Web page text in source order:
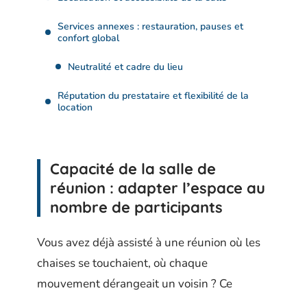
Services annexes : restauration, pauses et
confort global
Neutralité et cadre du lieu
Réputation du prestataire et flexibilité de la
location
Capacité de la salle de
réunion : adapter l’espace au
nombre de participants
Vous avez déjà assisté à une réunion où les
chaises se touchaient, où chaque
mouvement dérangeait un voisin ? Ce